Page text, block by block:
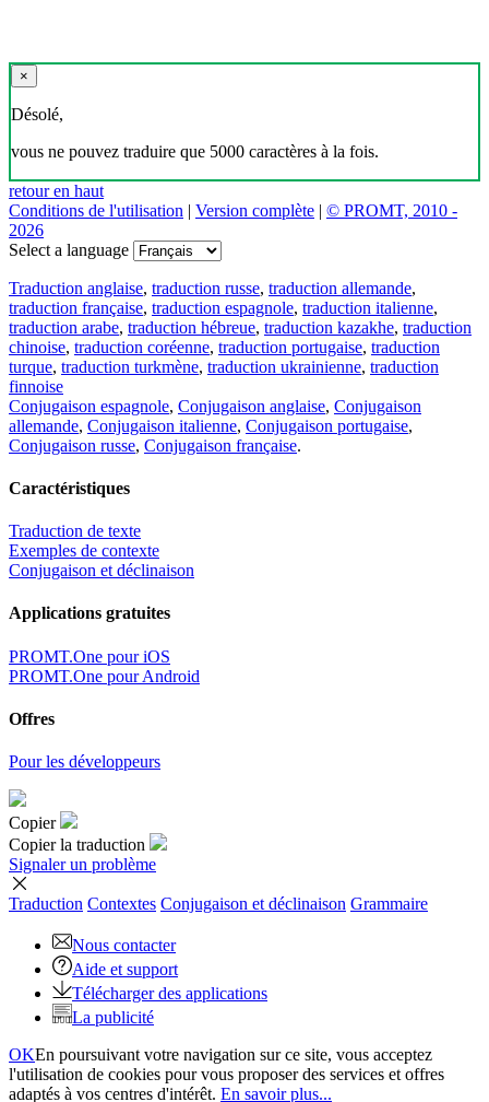
×
Désolé,
vous ne pouvez traduire que 5000 caractères à la fois.
retour en haut
Conditions de l'utilisation | Version complète | © PROMT, 2010 -
2026
Select a language
Traduction anglaise, traduction russe, traduction allemande,
traduction française, traduction espagnole, traduction italienne,
traduction arabe, traduction hébreue, traduction kazakhe, traduction
chinoise, traduction coréenne, traduction portugaise, traduction
turque, traduction turkmène, traduction ukrainienne, traduction
finnoise
Conjugaison espagnole, Conjugaison anglaise, Conjugaison
allemande, Conjugaison italienne, Conjugaison portugaise,
Conjugaison russe, Conjugaison française.
Caractéristiques
Traduction de texte
Exemples de contexte
Conjugaison et déclinaison
Applications gratuites
PROMT.One pour iOS
PROMT.One pour Android
Offres
Pour les développeurs
Copier
Copier la traduction
Signaler un problème
Traduction Contextes Conjugaison et déclinaison Grammaire
Nous contacter
Aide et support
Télécharger des applications
La publicité
OKEn poursuivant votre navigation sur ce site, vous acceptez
l'utilisation de cookies pour vous proposer des services et offres
adaptés à vos centres d'intérêt. En savoir plus...